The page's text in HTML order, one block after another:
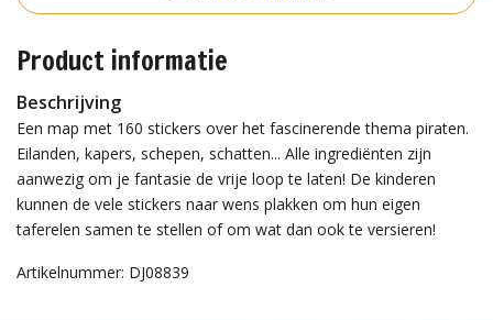
Product informatie
Beschrijving
Een map met 160 stickers over het fascinerende thema piraten.
Eilanden, kapers, schepen, schatten... Alle ingrediënten zijn
aanwezig om je fantasie de vrije loop te laten! De kinderen
kunnen de vele stickers naar wens plakken om hun eigen
taferelen samen te stellen of om wat dan ook te versieren!
Artikelnummer: DJ08839